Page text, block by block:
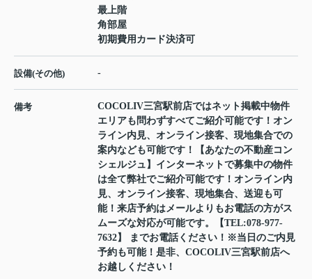
最上階
角部屋
初期費用カード決済可
設備(その他) -
備考
COCOLIV三宮駅前店ではネット掲載中物件
エリアも問わずすべてご紹介可能です！オン
ライン内見、オンライン接客、現地集合での
案内なども可能です！【あなたの不動産コン
シェルジュ】インターネットで募集中の物件
は全て弊社でご紹介可能です！オンライン内
見、オンライン接客、現地集合、送迎も可
能！来店予約はメールよりもお電話の方がス
ムーズな対応が可能です。【TEL:078-977-
7632】 までお電話ください！※当日のご内見
予約も可能！是非、COCOLIV三宮駅前店へ
お越しください！